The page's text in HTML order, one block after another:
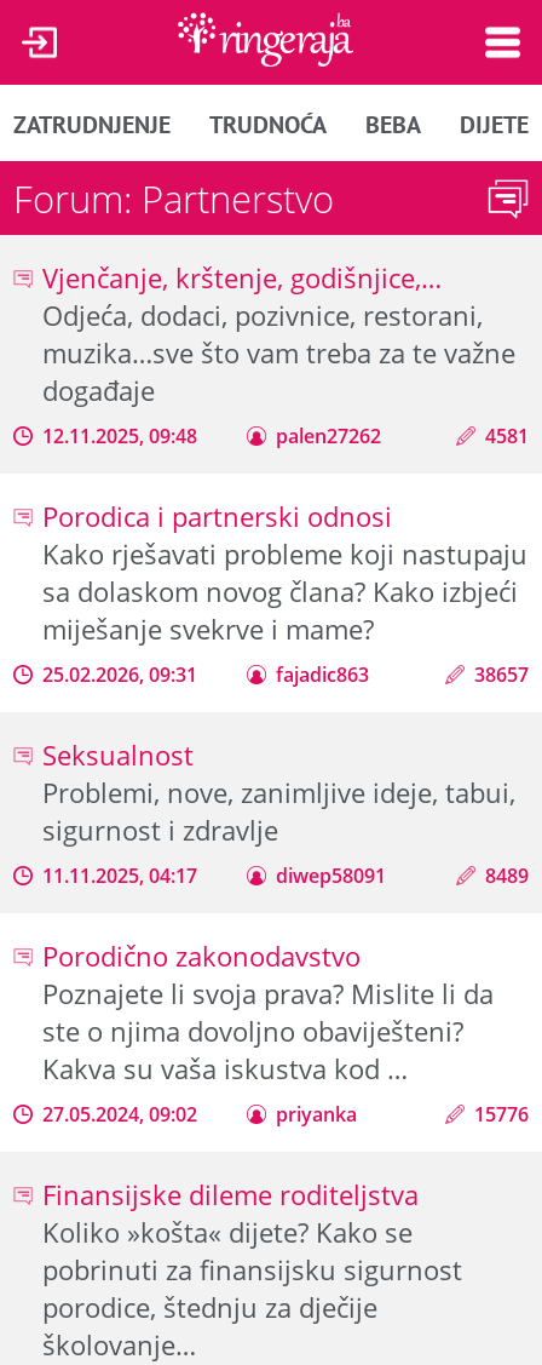
ZATRUDNJENJE TRUDNOĆA BEBA DIJETE
Forum: Partnerstvo
Vjenčanje, krštenje, godišnjice,…
Odjeća, dodaci, pozivnice, restorani,
muzika…sve što vam treba za te važne
događaje
12.11.2025, 09:48 palen27262 4581
Porodica i partnerski odnosi
Kako rješavati probleme koji nastupaju
sa dolaskom novog člana? Kako izbjeći
miješanje svekrve i mame?
25.02.2026, 09:31 fajadic863 38657
Seksualnost
Problemi, nove, zanimljive ideje, tabui,
sigurnost i zdravlje
11.11.2025, 04:17 diwep58091 8489
Porodično zakonodavstvo
Poznajete li svoja prava? Mislite li da
ste o njima dovoljno obaviješteni?
Kakva su vaša iskustva kod …
27.05.2024, 09:02 priyanka 15776
Finansijske dileme roditeljstva
Koliko »košta« dijete? Kako se
pobrinuti za finansijsku sigurnost
porodice, štednju za dječije
školovanje…